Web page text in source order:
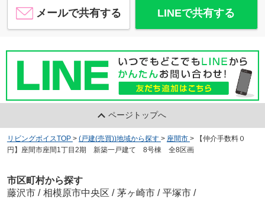
メールで共有する LINEで共有する
ページトップへ
リビングボイスTOP > (戸建(売買))地域から探す > 座間市 >
【仲介手数料０
円】座間市座間1丁目2期 新築一戸建て 8号棟 全8区画
市区町村から探す
藤沢市 / 相模原市中央区 / 茅ヶ崎市 / 平塚市 /